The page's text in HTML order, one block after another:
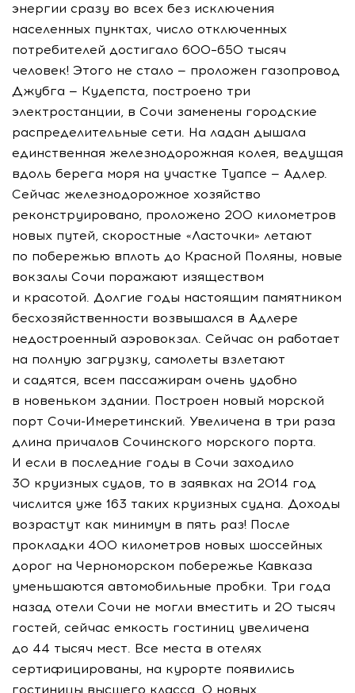
энергии сразу во всех без исключения
населенных пунктах, число отключенных
потребителей достигало 600–650 тысяч
человек! Этого не стало — проложен газопровод
Джубга — Кудепста, построено три
электростанции, в Сочи заменены городские
распределительные сети. На ладан дышала
единственная железнодорожная колея, ведущая
вдоль берега моря на участке Туапсе — Адлер.
Сейчас железнодорожное хозяйство
реконструировано, проложено 200 километров
новых путей, скоростные «Ласточки» летают
по побережью вплоть до Красной Поляны, новые
вокзалы Сочи поражают изяществом
и красотой. Долгие годы настоящим памятником
бесхозяйственности возвышался в Адлере
недостроенный аэровокзал. Сейчас он работает
на полную загрузку, самолеты взлетают
и садятся, всем пассажирам очень удобно
в новеньком здании. Построен новый морской
порт Сочи-Имеретинский. Увеличена в три раза
длина причалов Сочинского морского порта.
И если в последние годы в Сочи заходило
30 круизных судов, то в заявках на 2014 год
числится уже 163 таких круизных судна. Доходы
возрастут как минимум в пять раз! После
прокладки 400 километров новых шоссейных
дорог на Черноморском побережье Кавказа
уменьшаются автомобильные пробки. Три года
назад отели Сочи не могли вместить и 20 тысяч
гостей, сейчас емкость гостиниц увеличена
до 44 тысяч мест. Все места в отелях
сертифицированы, на курорте появились
гостиницы высшего класса. О новых